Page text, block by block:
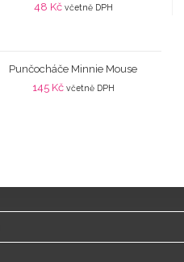
48 Kč včetně DPH
Punčocháče Minnie Mouse
145 Kč včetně DPH